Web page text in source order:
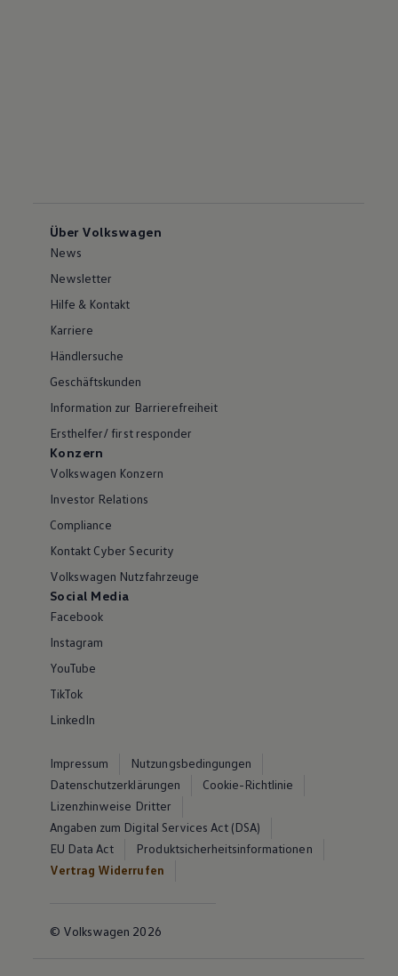
Über Volkswagen
News
Newsletter
Hilfe & Kontakt
Karriere
Händlersuche
Geschäftskunden
Information zur Barrierefreiheit
Ersthelfer/ first responder
Konzern
Volkswagen Konzern
Investor Relations
Compliance
Kontakt Cyber Security
Volkswagen Nutzfahrzeuge
Social Media
Facebook
Instagram
YouTube
TikTok
LinkedIn
Impressum
Nutzungsbedingungen
Datenschutzerklärungen
Cookie-Richtlinie
Lizenzhinweise Dritter
Angaben zum Digital Services Act (DSA)
EU Data Act
Produktsicherheitsinformationen
Vertrag Widerrufen
© Volkswagen 2026